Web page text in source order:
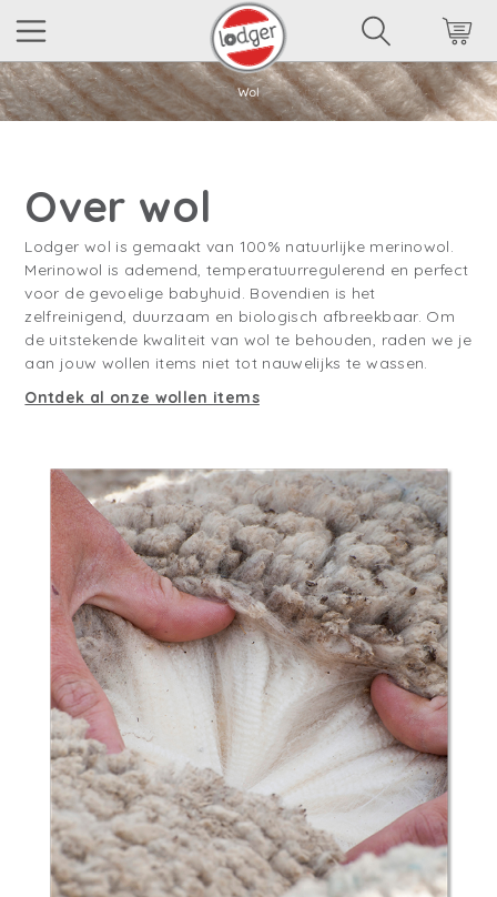
Over wol
Lodger wol is gemaakt van 100% natuurlijke merinowol.
Merinowol is ademend, temperatuurregulerend en perfect
voor de gevoelige babyhuid. Bovendien is het
zelfreinigend, duurzaam en biologisch afbreekbaar. Om
de uitstekende kwaliteit van wol te behouden, raden we je
aan jouw wollen items niet tot nauwelijks te wassen.
Ontdek al onze wollen items